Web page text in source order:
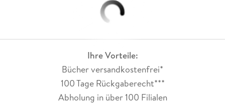
Ihre Vorteile:
Bücher versandkostenfrei*
100 Tage Rückgaberecht***
Abholung in über 100 Filialen